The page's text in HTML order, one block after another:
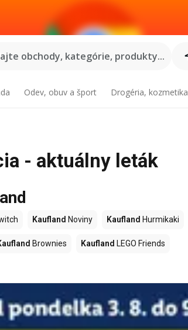
obchody, kategórie, produkty...
Odev, obuv a šport Drogéria, kozmetika
- aktuálny leták
Kaufland Noviny Kaufland Hurmikaki
Brownies Kaufland LEGO Friends